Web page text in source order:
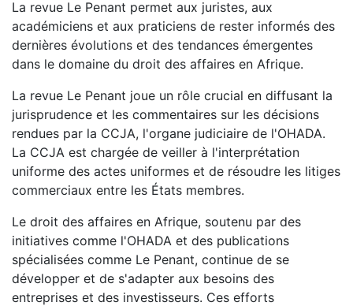
La revue Le Penant permet aux juristes, aux
académiciens et aux praticiens de rester informés des
dernières évolutions et des tendances émergentes
dans le domaine du droit des affaires en Afrique.
La revue Le Penant joue un rôle crucial en diffusant la
jurisprudence et les commentaires sur les décisions
rendues par la CCJA, l'organe judiciaire de l'OHADA.
La CCJA est chargée de veiller à l'interprétation
uniforme des actes uniformes et de résoudre les litiges
commerciaux entre les États membres.
Le droit des affaires en Afrique, soutenu par des
initiatives comme l'OHADA et des publications
spécialisées comme Le Penant, continue de se
développer et de s'adapter aux besoins des
entreprises et des investisseurs. Ces efforts